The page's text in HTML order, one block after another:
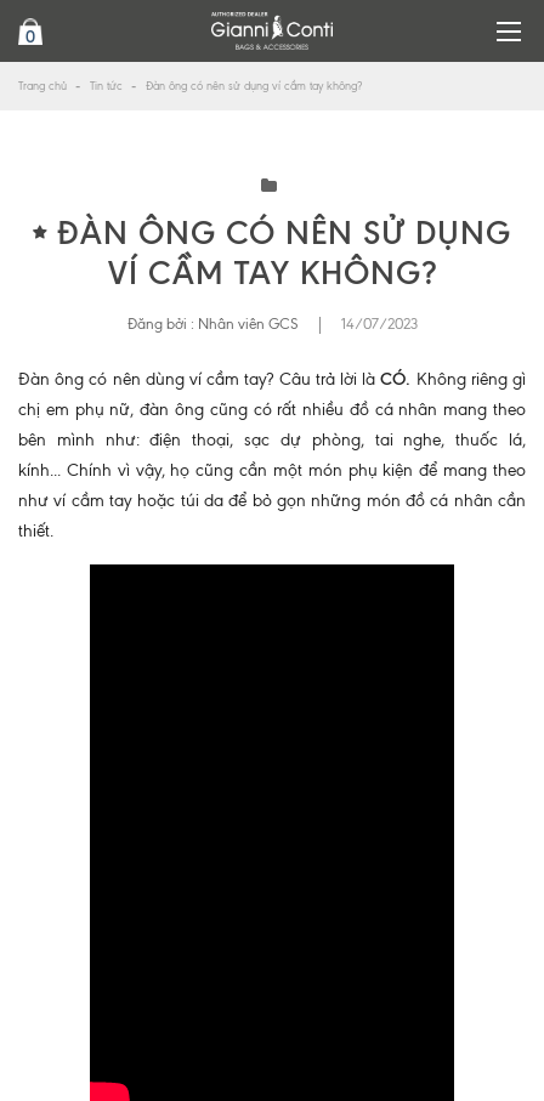
0
Trang chủ Tin tức Đàn ông có nên sử dụng ví cầm tay không?
ĐÀN ÔNG CÓ NÊN SỬ DỤNG
VÍ CẦM TAY KHÔNG?
Đăng bởi : Nhân viên GCS 14/07/2023
Đàn ông có nên dùng ví cầm tay? Câu trả lời làCÓ. Không riêng gì
chị em phụ nữ, đàn ông cũng có rất nhiều đồ cá nhân mang theo
bên mình như: điện thoại, sạc dự phòng, tai nghe, thuốc lá,
kính... Chính vì vậy, họ cũng cần một món phụ kiện để mang theo
như ví cầm tay hoặc túi da để bỏ gọn những món đồ cá nhân cần
thiết.